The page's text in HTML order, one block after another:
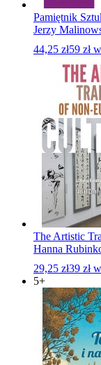
Pamiętnik
Jerzy
44,25 zł59 zł
The Artistic
Hanna
29,25 zł39 zł
5+